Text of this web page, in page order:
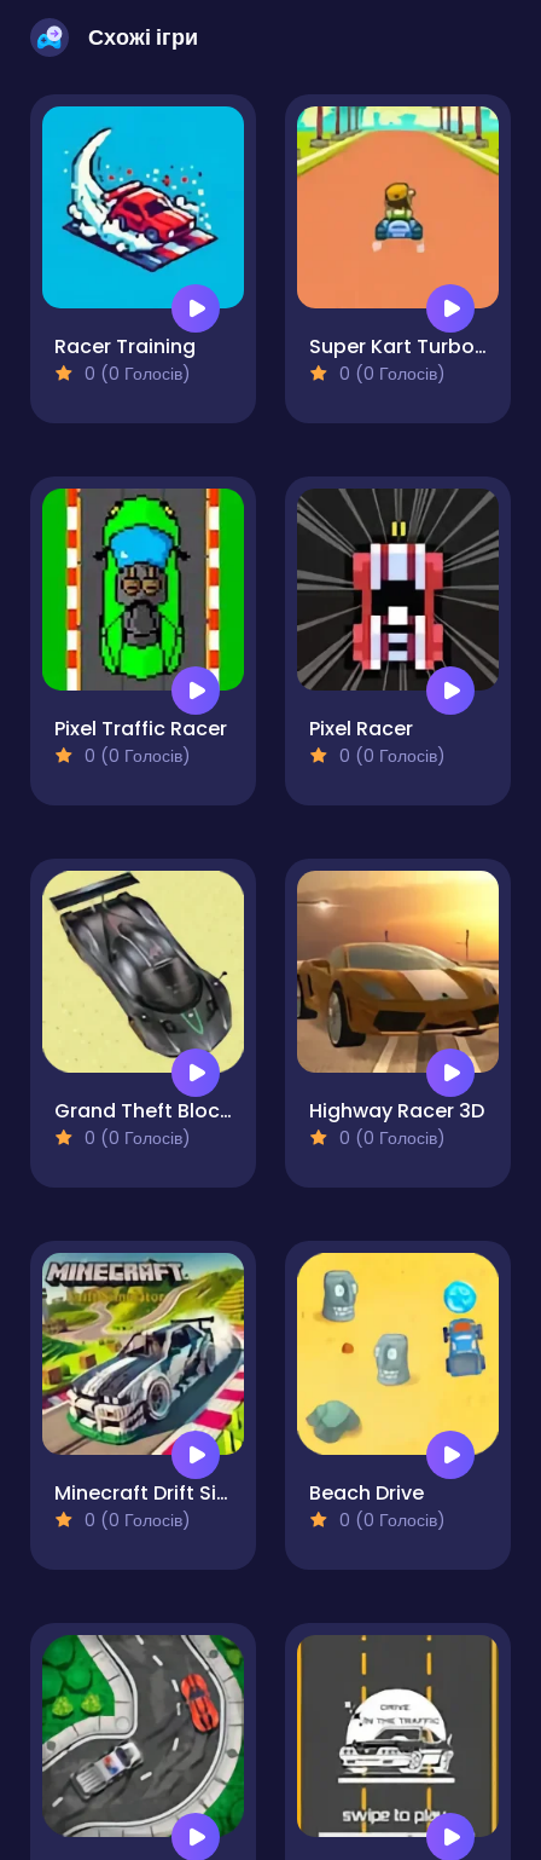
Схожі ігри
Racer Training
0 (0 Голосів)
Super Kart Turbo Racers
0 (0 Голосів)
Pixel Traffic Racer
0 (0 Голосів)
Pixel Racer
0 (0 Голосів)
Grand Theft Blockworld
0 (0 Голосів)
Highway Racer 3D
0 (0 Голосів)
Minecraft Drift Simulator
0 (0 Голосів)
Beach Drive
0 (0 Голосів)